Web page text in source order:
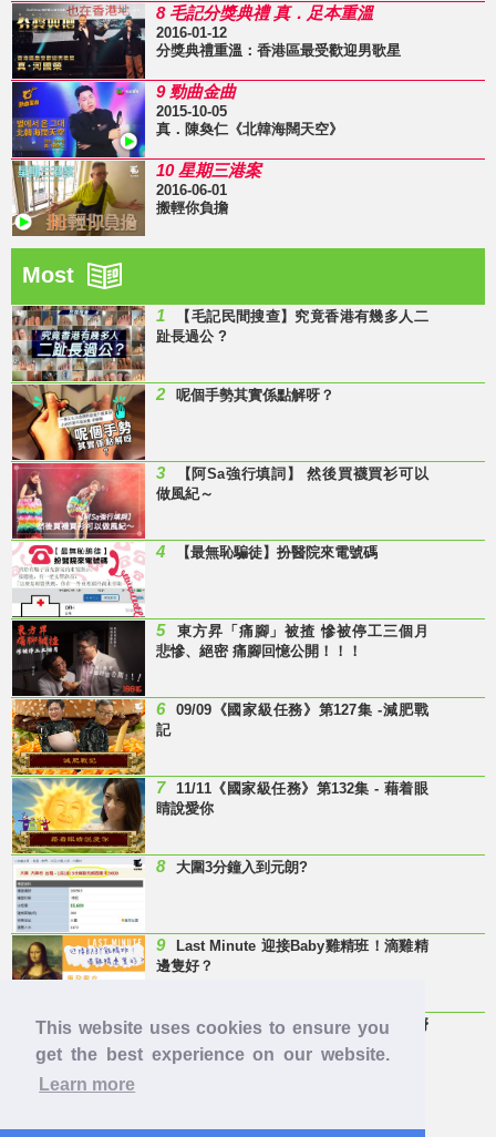
This website uses cookies to ensure you
get the best experience on our website.
Learn more
8 毛記分獎典禮 真．足本重溫
2016-01-12
分獎典禮重溫：香港區最受歡迎男歌星
9 勁曲金曲
2015-10-05
真．陳奐仁《北韓海闊天空》
10 星期三港案
2016-06-01
搬輕你負擔
Most
1
【毛記民間搜查】究竟香港有幾多人二
趾長過公 ?
2 呢個手勢其實係點解呀？
3
【阿Sa強行填詞】 然後買襪買衫可以
做風紀～
4 【最無恥騙徒】扮醫院來電號碼
5
東方昇「痛腳」被揸 慘被停工三個月
悲慘、絕密 痛腳回憶公開！！！
6
09/09《國家級任務》第127集 -減肥戰
記
7
11/11《國家級任務》第132集 - 藉着眼
睛說愛你
8 大圍3分鐘入到元朗?
9
Last Minute 迎接Baby雞精班！滴雞精
邊隻好？
10
【童年回憶】 有冇人記得呢兩隻嘢